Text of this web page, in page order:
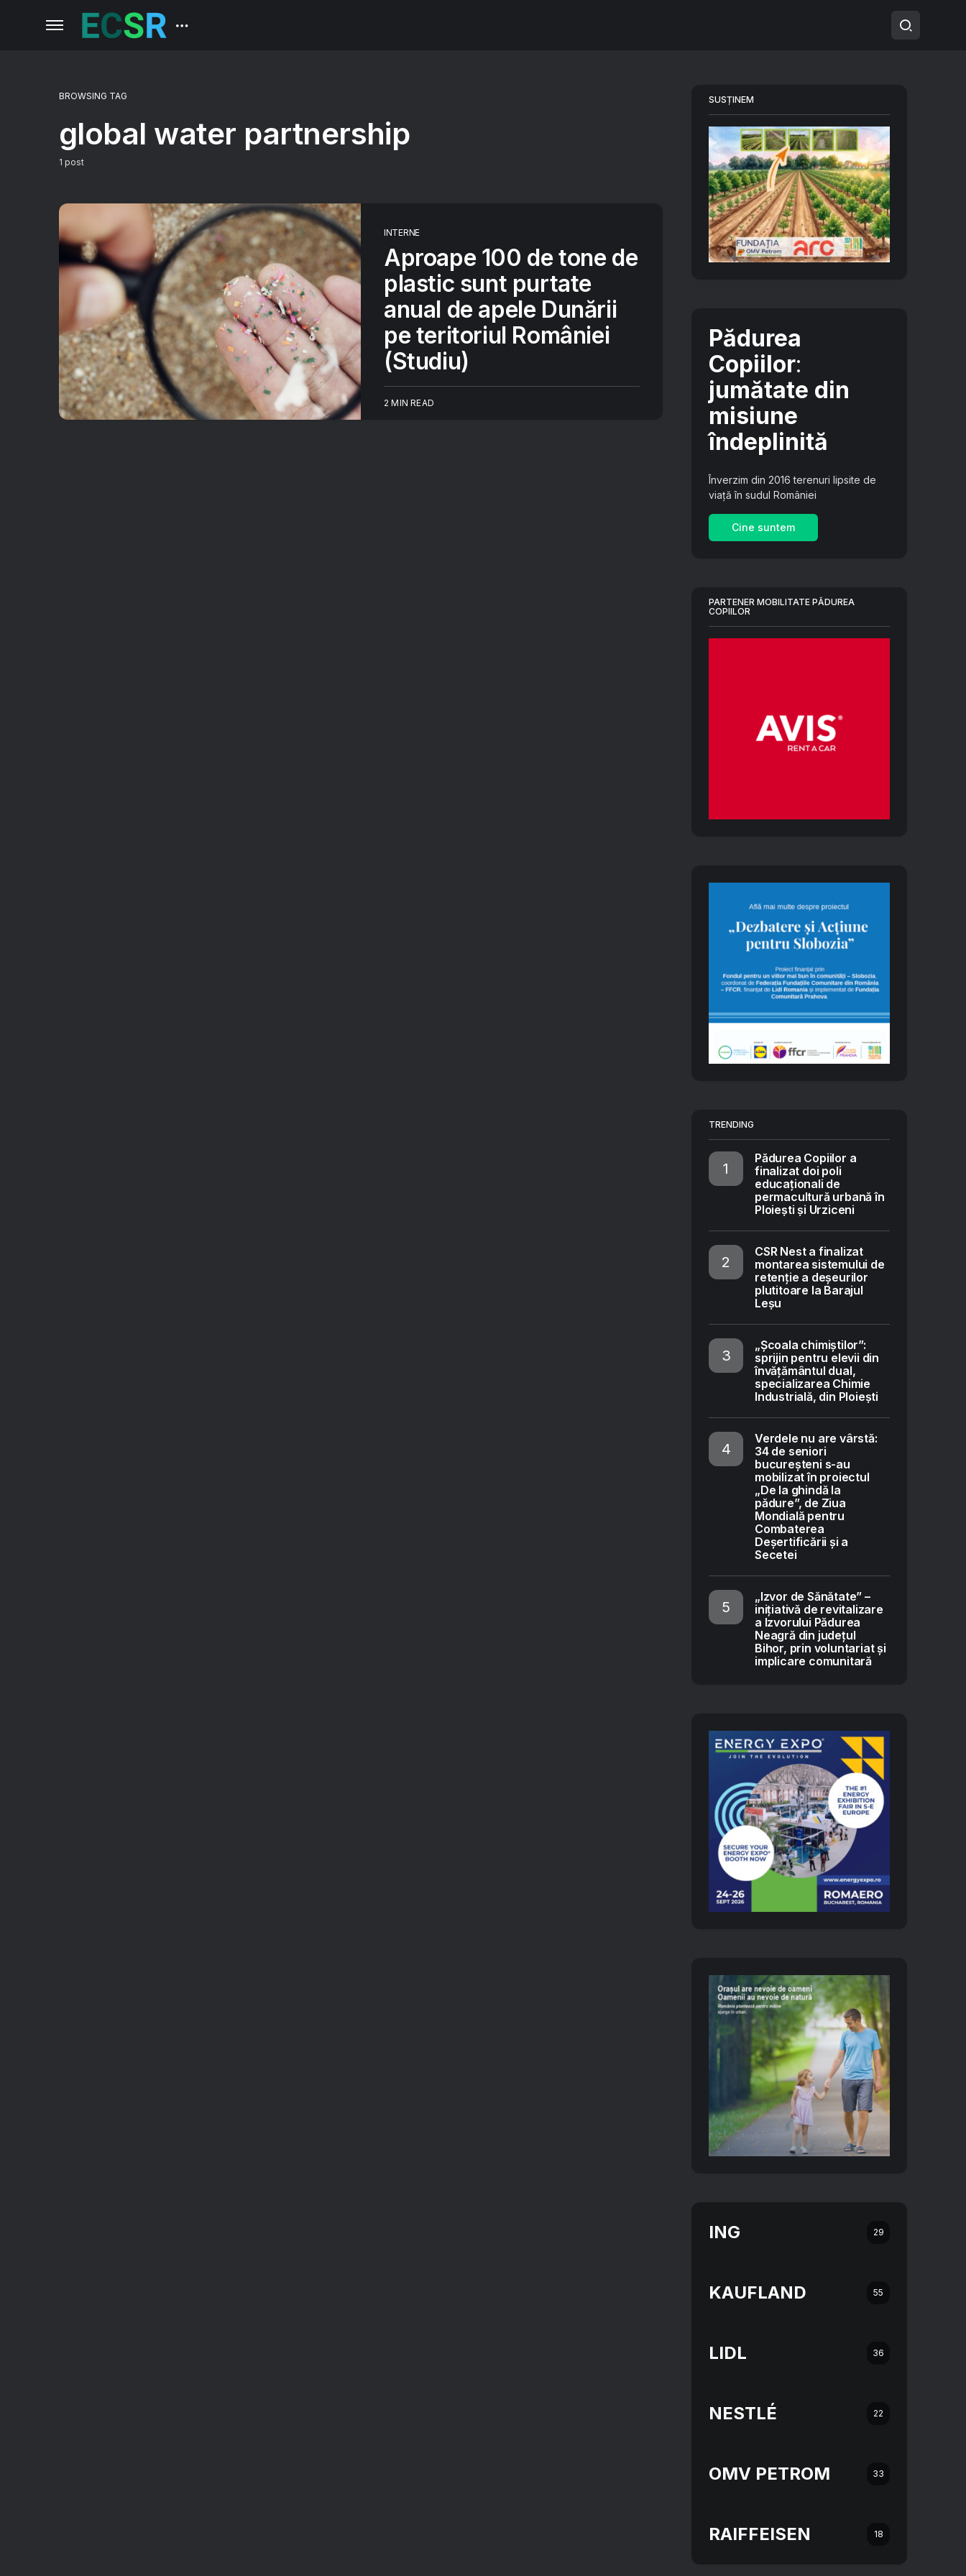
BROWSING TAG
global water partnership
1 post
INTERNE
Aproape 100 de tone de
plastic sunt purtate
anual de apele Dunării
pe teritoriul României
(Studiu)
2 MIN READ
SUSȚINEM
Pădurea
Copiilor:
jumătate din
misiune
îndeplinită
Înverzim din 2016 terenuri lipsite de
viață în sudul României
Cine suntem
PARTENER MOBILITATE PĂDUREA
COPIILOR
TRENDING
Pădurea Copiilor a
finalizat doi poli
educaționali de
permacultură urbană în
Ploiești și Urziceni
CSR Nest a finalizat
montarea sistemului de
retenție a deșeurilor
plutitoare la Barajul
Leșu
„Școala chimiștilor”:
sprijin pentru elevii din
învățământul dual,
specializarea Chimie
Industrială, din Ploiești
Verdele nu are vârstă:
34 de seniori
bucureșteni s-au
mobilizat în proiectul
„De la ghindă la
pădure”, de Ziua
Mondială pentru
Combaterea
Deșertificării și a
Secetei
„Izvor de Sănătate” –
inițiativă de revitalizare
a Izvorului Pădurea
Neagră din județul
Bihor, prin voluntariat și
implicare comunitară
ING 29
KAUFLAND 55
LIDL 36
NESTLÉ 22
OMV PETROM 33
RAIFFEISEN 18